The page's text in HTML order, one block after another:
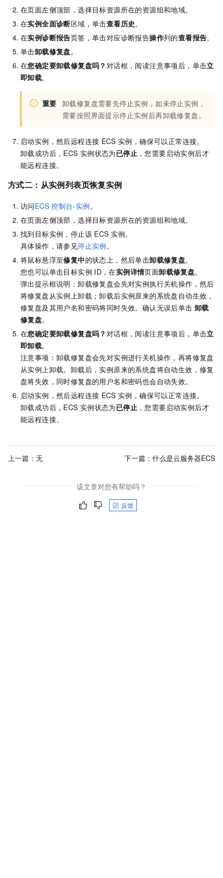
在页面左侧顶部，选择目标资源所在的资源组和地域。
在实例全面诊断区域，单击查看历史。
在实例诊断报告页签，单击对应诊断报告操作列的查看报告。
单击卸载修复盘。
在您确定要卸载修复盘吗？ 对话框，阅读注意事项后，单击立
即卸载。
重要 卸载修复盘需要先停止实例，如未停止实例，
需要按照界面提示停止实例后再卸载修复盘。
启动实例，然后远程连接 ECS 实例，确保可以正常连接。
卸载成功后，ECS 实例状态为已停止 ，您需要启动实例后才
能远程连接。
方式二：从实例列表页恢复实例
访问ECS 控制台-实例 。
在页面左侧顶部，选择目标资源所在的资源组和地域。
找到目标实例，停止该 ECS 实例。
具体操作，请参见停止实例 。
将鼠标悬浮至修复中的状态上，然后单击卸载修复盘。
您也可以单击目标实例 ID，在实例详情页面卸载修复盘。
弹出提示框说明：卸载修复盘会先对实例执行关机操作，然后
将修复盘从实例上卸载；卸载后实例原来的系统盘自动生效，
修复盘及其用户名和密码将同时失效。确认无误后单击 卸载
修复盘。
在您确定要卸载修复盘吗？ 对话框，阅读注意事项后，单击立
即卸载。
注意事项：卸载修复盘会先对实例进行关机操作，再将修复盘
从实例上卸载。卸载后，实例原来的系统盘将自动生效，修复
盘将失效，同时修复盘的用户名和密码也会自动失效。
启动实例，然后远程连接 ECS 实例，确保可以正常连接。
卸载成功后，ECS 实例状态为已停止 ，您需要启动实例后才
能远程连接。
上一篇：无 下一篇： 什么是云服务器ECS
该文章对您有帮助吗？
反馈